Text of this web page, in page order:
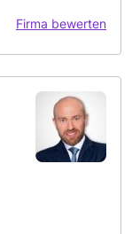
Firma bewerten